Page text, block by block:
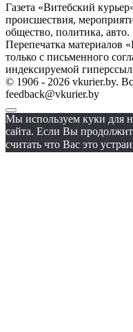
Газета «Витебский
происшествия,
общество, политика, авто.
Перепечатка материалов
только с письменного
индексируемой
© 1906 - 2026 vkurier.by.
feedback@vkurier.by
Мы используем куки для
сайта. Если Вы
считать что Вас это